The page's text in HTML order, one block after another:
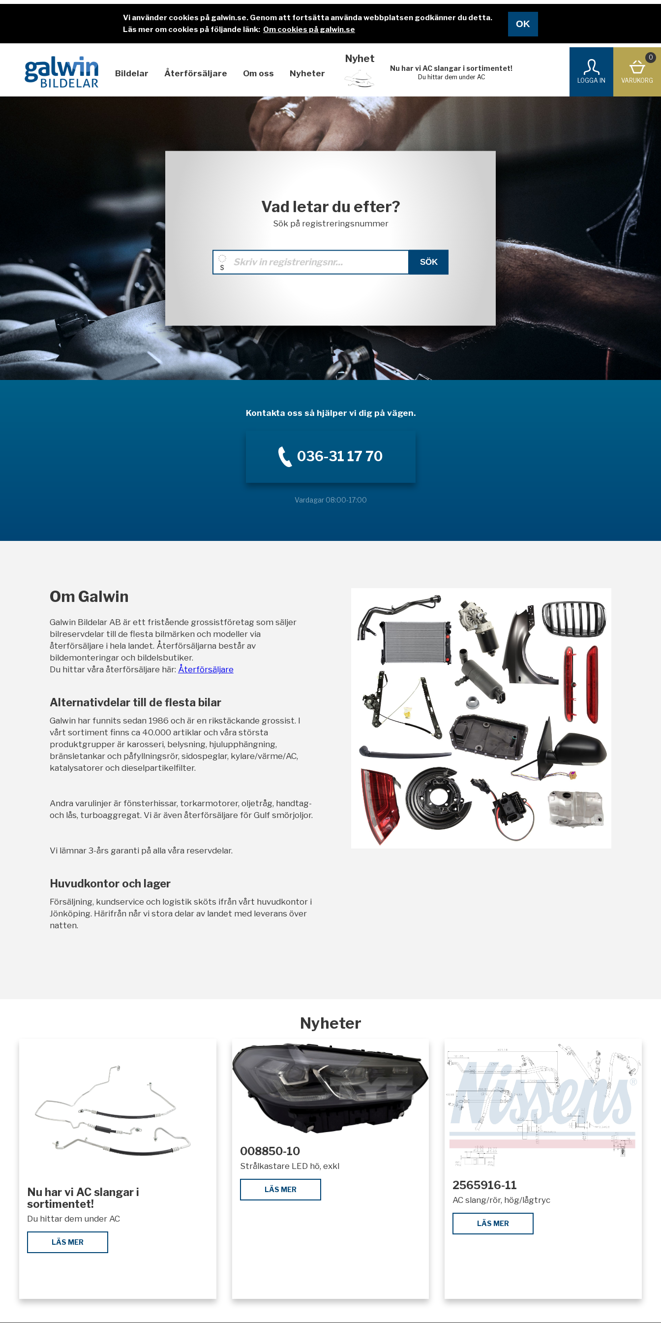
Vi använder cookies på galwin.se. Genom att fortsätta använda webbplatsen godkänner du detta.
Läs mer om cookies på följande länk: Om cookies på galwin.se
Bildelar Återförsäljare Om oss Nyheter
Nyhet
Nu har vi AC slangar i sortimentet!
Du hittar dem under AC
LOGGA IN
0
VARUKORG
Vad letar du efter?
Sök på registreringsnummer
Kontakta oss så hjälper vi dig på vägen.
036-31 17 70
Vardagar 08:00-17:00
Om Galwin
Galwin Bildelar AB är ett fristående grossistföretag som säljer
bilreservdelar till de flesta bilmärken och modeller via
återförsäljare i hela landet. Återförsäljarna består av
bildemonteringar och bildelsbutiker.
Du hittar våra återförsäljare här: Återförsäljare
Alternativdelar till de flesta bilar
Galwin har funnits sedan 1986 och är en rikstäckande grossist. I
vårt sortiment finns ca 40.000 artiklar och våra största
produktgrupper är karosseri, belysning, hjulupphängning,
bränsletankar och påfyllningsrör, sidospeglar, kylare/värme/AC,
katalysatorer och dieselpartikelfilter.
Andra varulinjer är fönsterhissar, torkarmotorer, oljetråg, handtag-
och lås, turboaggregat. Vi är även återförsäljare för Gulf smörjoljor.
Vi lämnar 3-års garanti på alla våra reservdelar.
Huvudkontor och lager
Försäljning, kundservice och logistik sköts ifrån vårt huvudkontor i
Jönköping. Härifrån når vi stora delar av landet med leverans över
natten.
Nyheter
Nu har vi AC slangar i
sortimentet!
Du hittar dem under AC
LÄS MER
008850-10
Strålkastare LED hö, exkl
LÄS MER 2565916-11
AC slang/rör, hög/lågtryc
LÄS MER